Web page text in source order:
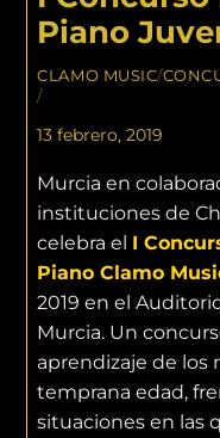
Piano
CLAMO MUSIC/
/
13 febrero, 2019
Murcia en
instituciones de
celebra el I
Piano Clamo
2019 en el
Murcia. Un
aprendizaje de los
temprana edad,
situaciones en las